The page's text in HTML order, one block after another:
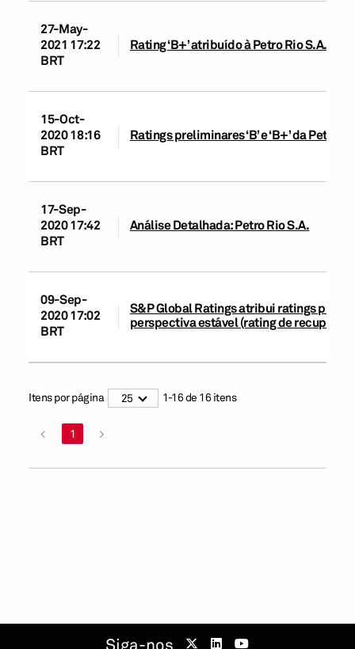
27-May-
2021 17:22
BRT
Rating ‘B+’ atribuído à Petro Rio S.A. e
15-Oct-
2020 18:16
BRT
Ratings preliminares ‘B’ e ‘B+’ da Petro
17-Sep-
2020 17:42
BRT
Análise Detalhada: Petro Rio S.A.
09-Sep-
2020 17:02
BRT
S&P Global Ratings atribui ratings
perspectiva estável (rating de
Itens por página 25 1-16de 16 itens
< 1 >
Siga-nos